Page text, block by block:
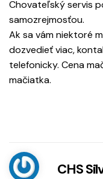
Chovateľský servis
samozrejmosťou.
Ak sa vám niektoré
dozvedieť viac,
telefonicky. Cena
mačiatka.
CHS